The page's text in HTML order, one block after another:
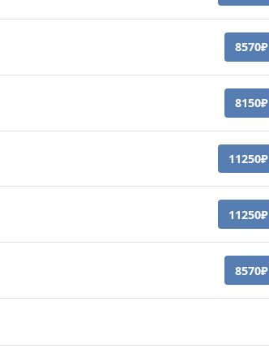
8570₽
8150₽
11250₽
11250₽
8570₽